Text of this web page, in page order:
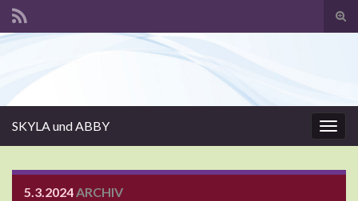
SKYLA und ABBY
5.3.2024ARCHIV